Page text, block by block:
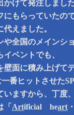
かけて発注しまし
にもらっていたの
えました。
や全国のメインシ
ベントでも、
壁面に積み上げて
番ヒットさせた
いますから、丁度
「 Artificial heart